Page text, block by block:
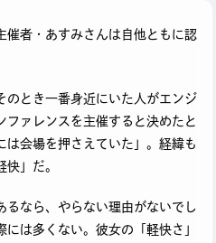
催者・あすみさんは自他ともに認
のとき一番身近にいた人がエンジ
ファレンスを主催すると決めたと
は会場を押さえていた」。経緯も
」だ。
るなら、やらない理由がないでし
は多くない。彼女の「軽快さ」